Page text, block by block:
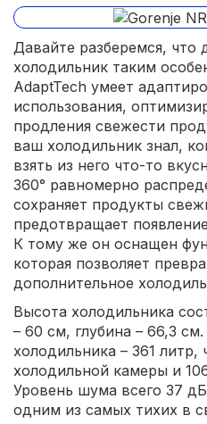
Давайте разберемся, что
холодильник таким
AdaptTech умеет
использования,
продления свежести
ваш холодильник знал,
взять из него что-то
360° равномерно
сохраняет продукты
предотвращает
К тому же он оснащен
которая позволяет
дополнительное
Высота холодильника
– 60 см, глубина – 66,3
холодильника – 361 литр,
холодильной камеры и
Уровень шума всего 37
одним из самых тихих в